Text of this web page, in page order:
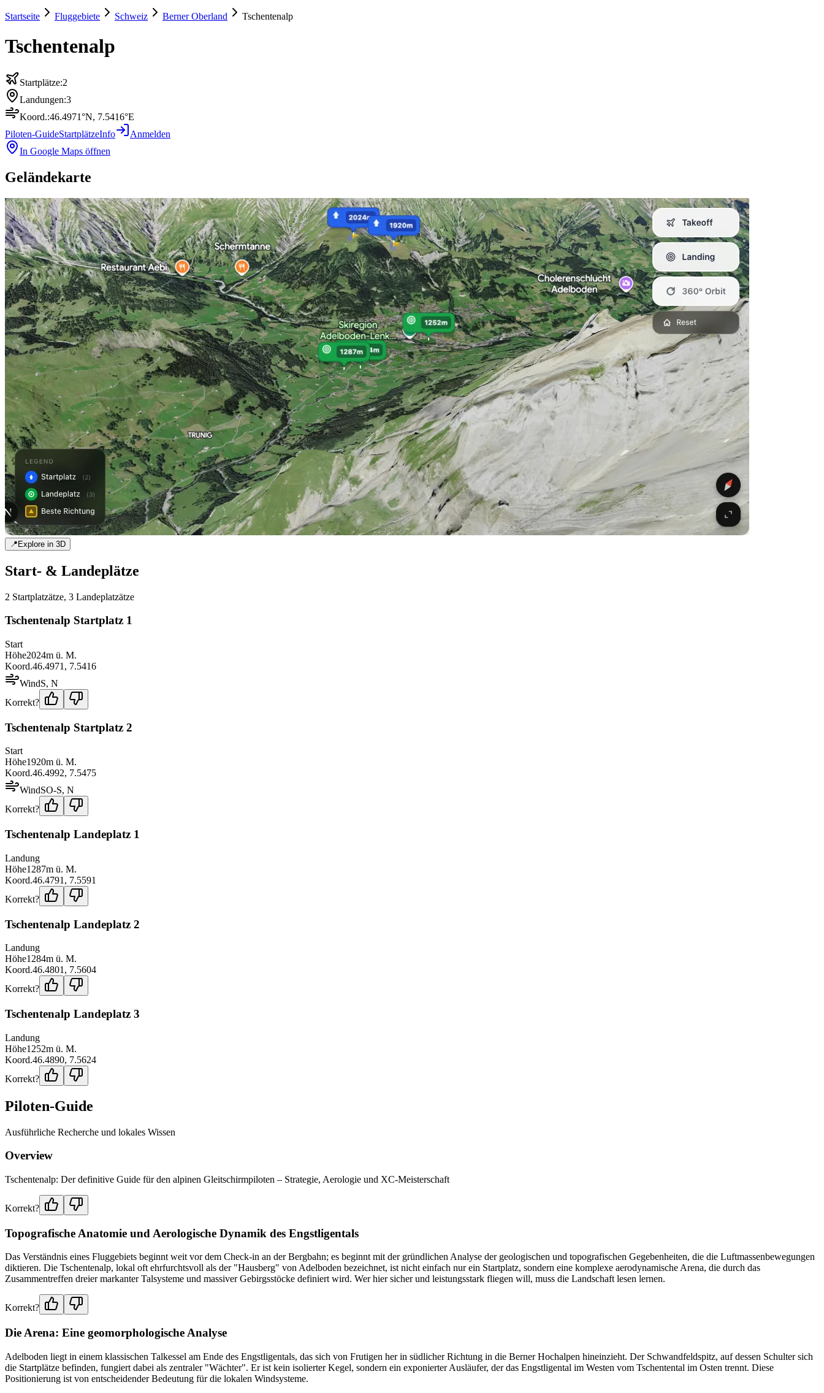
Startseite Fluggebiete Schweiz Berner Oberland Tschentenalp
Tschentenalp
Startplätze:2
Landungen:3
Koord.:46.4971°N, 7.5416°E
Piloten-GuideStartplätzeInfo
Anmelden
In Google Maps öffnen
Geländekarte
📍Explore in 3D
Start- & Landeplätze
2 Startplatzätze, 3 Landeplatzätze
Tschentenalp Startplatz 1
Start
Höhe2024m ü. M.
Koord.46.4971 , 7.5416
WindS, N
Korrekt?
Tschentenalp Startplatz 2
Start
Höhe1920m ü. M.
Koord.46.4992, 7.5475
WindSO-S, N
Korrekt?
Tschentenalp Landeplatz 1
Landung
Höhe1287m ü. M.
Koord.46.4791 , 7.5591
Korrekt?
Tschentenalp Landeplatz 2
Landung
Höhe1284m ü. M.
Koord.46.4801 , 7.5604
Korrekt?
Tschentenalp Landeplatz 3
Landung
Höhe1252m ü. M.
Koord.46.4890, 7.5624
Korrekt?
Piloten-Guide
Ausführliche Recherche und lokales Wissen
Overview
Tschentenalp: Der definitive Guide für den alpinen Gleitschirmpiloten – Strategie, Aerologie und XC-Meisterschaft
Korrekt?
Topografische Anatomie und Aerologische Dynamik des Engstligentals
Das Verständnis eines Fluggebiets beginnt weit vor dem Check-in an der Bergbahn; es beginnt mit der gründlichen Analyse der geologischen und topografischen Gegebenheiten, die die Luftmassenbewegungen
diktieren. Die Tschentenalp, lokal oft ehrfurchtsvoll als der "Hausberg" von Adelboden bezeichnet, ist nicht einfach nur ein Startplatz, sondern eine komplexe aerodynamische Arena, die durch das
Zusammentreffen dreier markanter Talsysteme und massiver Gebirgsstöcke definiert wird. Wer hier sicher und leistungsstark fliegen will, muss die Landschaft lesen lernen.
Korrekt?
Die Arena: Eine geomorphologische Analyse
Adelboden liegt in einem klassischen Talkessel am Ende des Engstligentals, das sich von Frutigen her in südlicher Richtung in die Berner Hochalpen hineinzieht. Der Schwandfeldspitz, auf dessen Schulter sich
die Startplätze befinden, fungiert dabei als zentraler "Wächter". Er ist kein isolierter Kegel, sondern ein exponierter Ausläufer, der das Engstligental im Westen vom Tschentental im Osten trennt. Diese
Positionierung ist von entscheidender Bedeutung für die lokalen Windsysteme.